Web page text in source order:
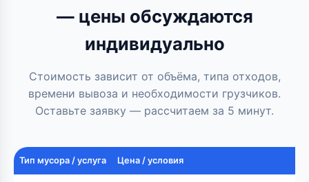
— цены обсуждаются
индивидуально
Стоимость зависит от объёма, типа отходов,
времени вывоза и необходимости грузчиков.
Оставьте заявку — рассчитаем за 5 минут.
Тип мусора / услуга Цена / условия